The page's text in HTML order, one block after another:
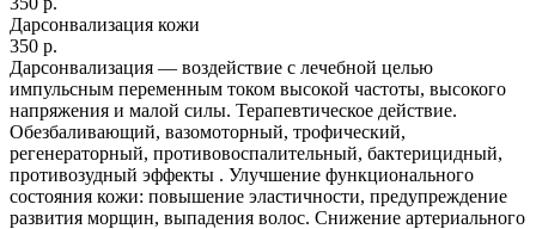
Дарсонвализация кожи
350 р.
Дарсонвализация — воздействие с лечебной целью
импульсным переменным током высокой частоты, высокого
напряжения и малой силы. Терапевтическое действие.
Обезбаливающий, вазомоторный, трофический,
регенераторный, противовоспалительный, бактерицидный,
противозудный эффекты . Улучшение функционального
состояния кожи: повышение эластичности, предупреждение
развития морщин, выпадения волос. Снижение артериального